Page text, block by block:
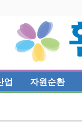
업 자원순환